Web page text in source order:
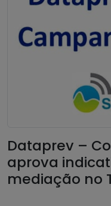
Dataprev –
aprova
mediação no